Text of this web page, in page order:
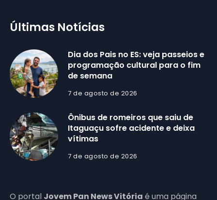
Últimas Notícias
Dia dos Pais no ES: veja passeios e
programação cultural para o fim
de semana
7 de agosto de 2026
Ônibus de romeiros que saiu de
Itaguaçu sofre acidente e deixa
vítimas
7 de agosto de 2026
O portal Jovem Pan News Vitória é uma página